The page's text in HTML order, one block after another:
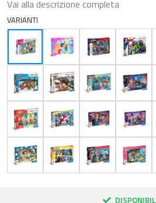
Vai alla descrizione completa
VARIANTI